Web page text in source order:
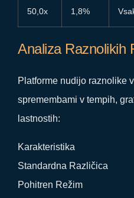
50,0x 1,8%
Analiza Raznolikih
Platforme nudijo raznolike
spremembami v tempih,
lastnostih:
Karakteristika
Standardna Različica
Pohitren Režim